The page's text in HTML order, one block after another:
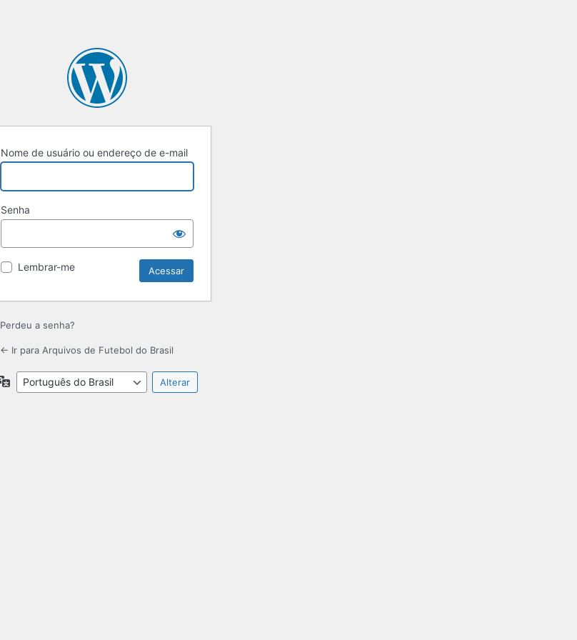
Nome de usuário ou endereço de e-mail
Senha
Lembrar-me
Perdeu a senha?
← Ir para Arquivos de Futebol do Brasil
Idioma